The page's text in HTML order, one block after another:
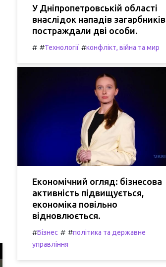
У Дніпропетровській області
внаслідок нападів загарбників
постраждали дві особи.
# #Технології #конфлікт, війна та мир
Економічний огляд: бізнесова
активність підвищується,
економіка повільно
відновлюється.
#Бізнес # #політика та державне
управління